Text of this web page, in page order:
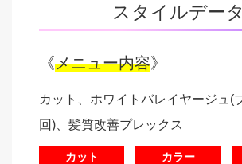
スタイルデータ
《メニュー内容》
カット、ホワイトバレイヤージュ(
回)、髪質改善プレックス
カット カラー